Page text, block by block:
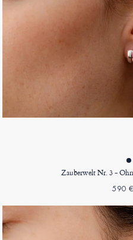
Zauberwelt Nr. 3 -
590 €